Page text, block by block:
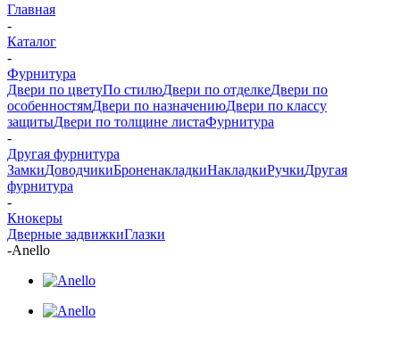
Главная
-
Каталог
-
Фурнитура
Двери по цветуПо стилюДвери по отделкеДвери по
особенностямДвери по назначениюДвери по классу
защитыДвери по толщине листаФурнитура
-
Другая фурнитура
ЗамкиДоводчикиБроненакладкиНакладкиРучкиДругая
фурнитура
-
Кнокеры
Дверные задвижкиГлазки
-Anello